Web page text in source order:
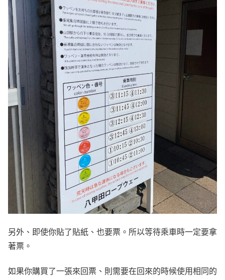
另外、即使你貼了貼紙、也要票。所以等待乘車時一定要拿
著票。
如果你購買了一張來回票、則需要在回來的時候使用相同的